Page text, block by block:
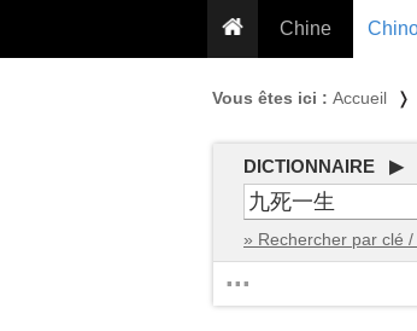
Chine
Conseils voyageurs
Plantes
Proverbes Exos
Vous êtes ici : Accueil ❭
DICTIONNAIRE ▶
» Rechercher par clé
...